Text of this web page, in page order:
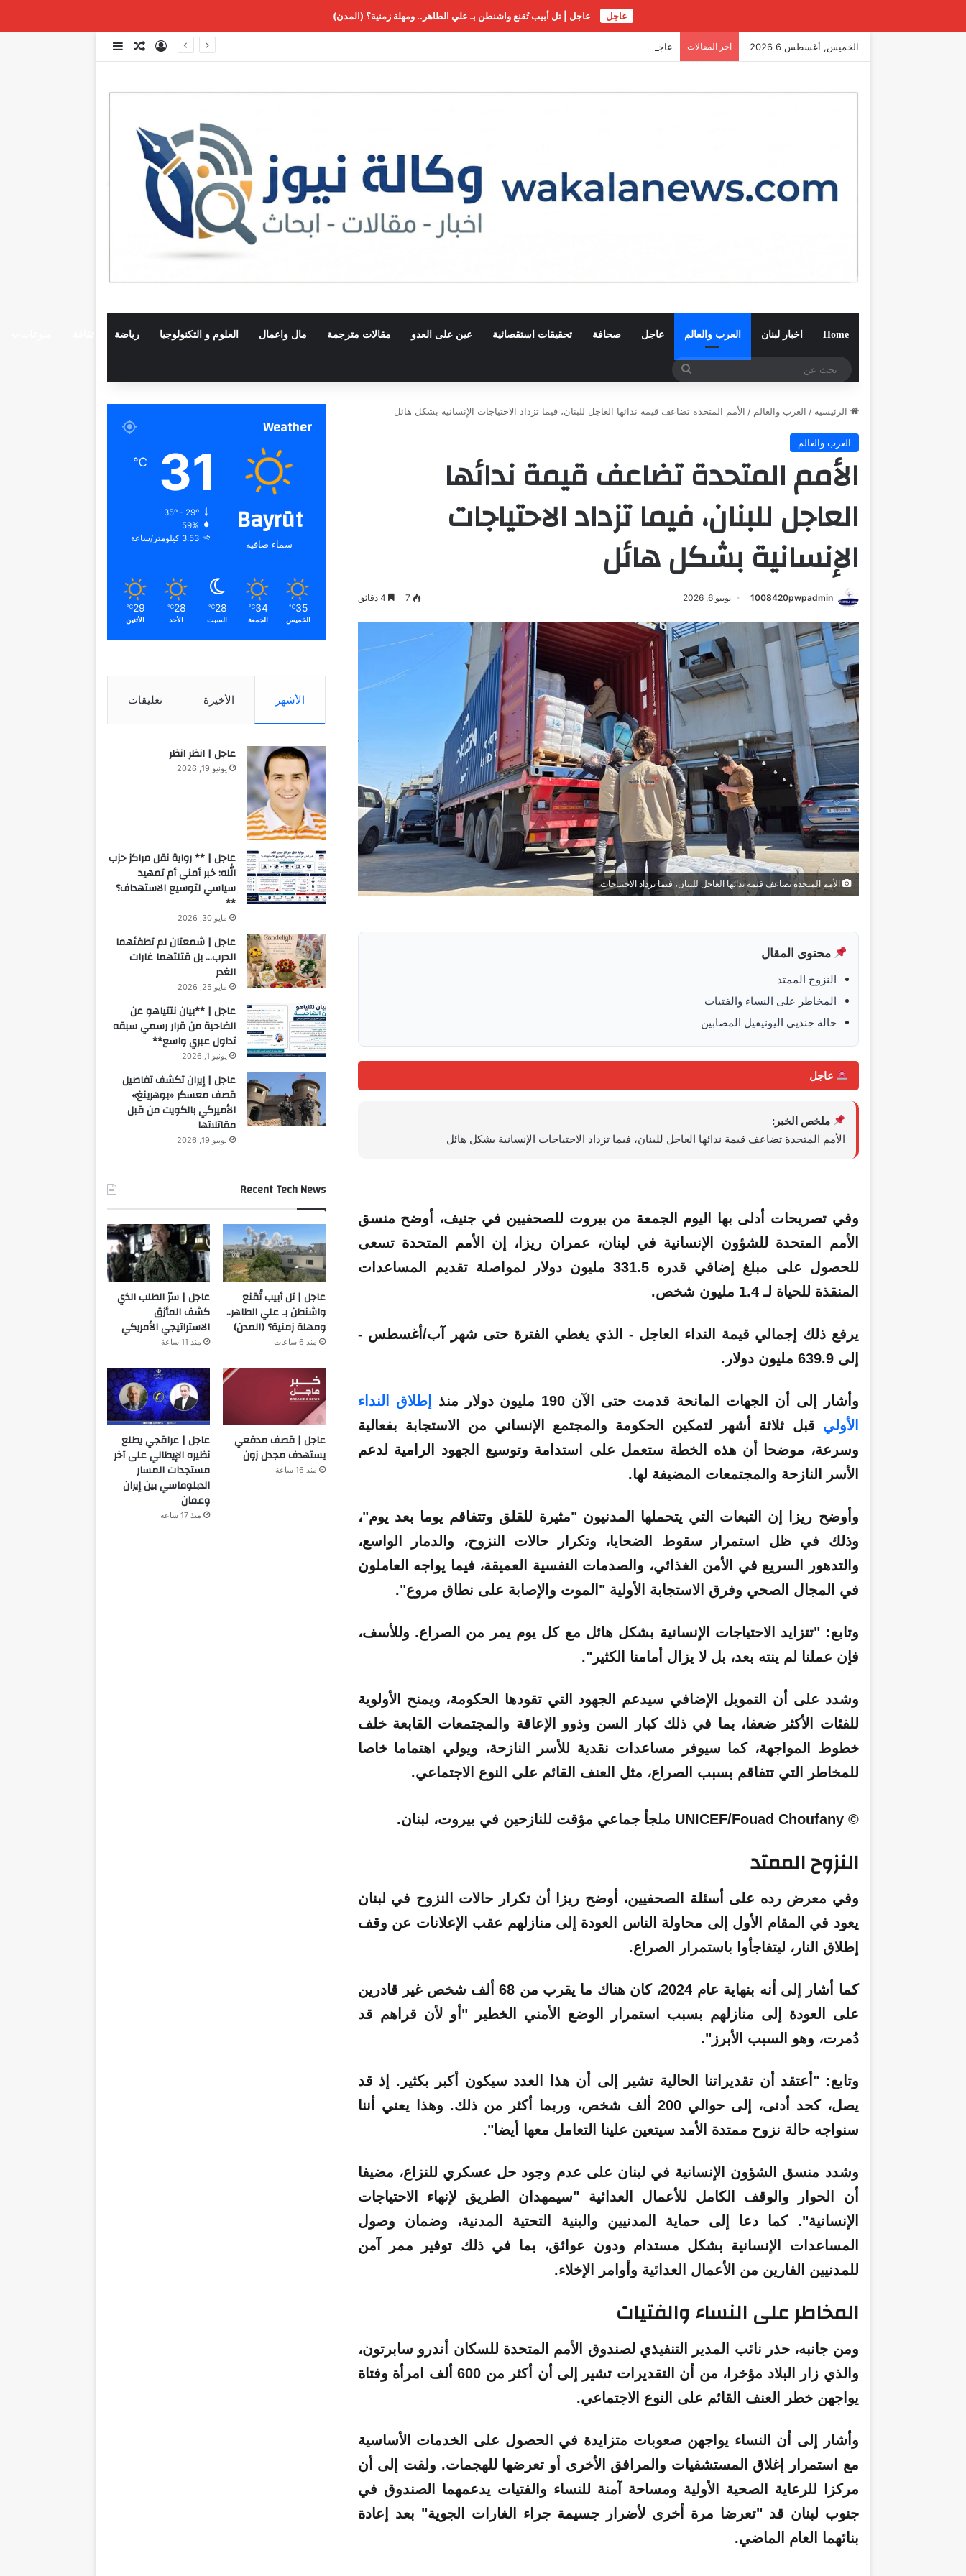
عاجل عاجل | تل أبيب تُقنع واشنطن بـ علي الطاهر.. ومهلة زمنية؟ (المدن)
الخميس, أغسطس 6 2026 اخر المقالات تسجيل الدخول
مقال عشوائي
إضافة عمود جانبي
Home اخبار لبنان العرب والعالم عاجل صحافة تحقيقات استقصائية عين على العدو مقالات مترجمة مال واعمال العلوم و التكنولوجيا رياضة
الرئيسية / العرب والعالم / الأمم المتحدة تضاعف قيمة ندائها العاجل للبنان، فيما تزداد الاحتياجات الإنسانية بشكل هائل
العرب والعالم
الأمم المتحدة تضاعف قيمة ندائها
العاجل للبنان، فيما تزداد الاحتياجات
الإنسانية بشكل هائل
1008420pwpadmin يونيو 6, 2026 7
الأمم المتحدة تضاعف قيمة ندائها العاجل للبنان، فيما تزداد الاحتياجات
محتوى المقال
النزوح الممتد
المخاطر على النساء والفتيات
حالة جنديي اليونيفيل المصابين
عاجل
ملخص الخبر:
الأمم المتحدة تضاعف قيمة ندائها العاجل للبنان، فيما تزداد الاحتياجات الإنسانية بشكل هائل
وفي تصريحات أدلى بها اليوم الجمعة من بيروت للصحفيين في جنيف، أوضح منسق
الأمم المتحدة للشؤون الإنسانية في لبنان، عمران ريزا، إن الأمم المتحدة تسعى
للحصول على مبلغ إضافي قدره 331.5 مليون دولار لمواصلة تقديم المساعدات
المنقذة للحياة لـ 1.4 مليون شخص.
يرفع ذلك إجمالي قيمة النداء العاجل - الذي يغطي الفترة حتى شهر آب/أغسطس -
إلى 639.9 مليون دولار.
وأشار إلى أن الجهات المانحة قدمت حتى الآن 190 مليون دولار منذ
إطلاق النداء
الأولي قبل ثلاثة أشهر لتمكين الحكومة والمجتمع الإنساني من الاستجابة بفعالية
وسرعة، موضحا أن هذه الخطة ستعمل على استدامة وتوسيع الجهود الرامية لدعم
الأسر النازحة والمجتمعات المضيفة لها.
وأوضح ريزا إن التبعات التي يتحملها المدنيون"مثيرة للقلق وتتفاقم يوما بعد يوم"،
وذلك في ظل استمرار سقوط الضحايا، وتكرار حالات النزوح، والدمار الواسع،
والتدهور السريع في الأمن الغذائي، والصدمات النفسية العميقة، فيما يواجه العاملون
في المجال الصحي وفرق الاستجابة الأولية"الموت والإصابة على نطاق مروع".
وتابع: "تتزايد الاحتياجات الإنسانية بشكل هائل مع كل يوم يمر من الصراع. وللأسف،
فإن عملنا لم ينته بعد، بل لا يزال أمامنا الكثير".
وشدد على أن التمويل الإضافي سيدعم الجهود التي تقودها الحكومة، ويمنح الأولوية
للفئات الأكثر ضعفا، بما في ذلك كبار السن وذوو الإعاقة والمجتمعات القابعة خلف
خطوط المواجهة، كما سيوفر مساعدات نقدية للأسر النازحة، ويولي اهتماما خاصا
للمخاطر التي تتفاقم بسبب الصراع، مثل العنف القائم على النوع الاجتماعي.
© UNICEF/Fouad Choufany ملجأ جماعي مؤقت للنازحين في بيروت، لبنان.
النزوح الممتد
وفي معرض رده على أسئلة الصحفيين، أوضح ريزا أن تكرار حالات النزوح في لبنان
يعود في المقام الأول إلى محاولة الناس العودة إلى منازلهم عقب الإعلانات عن وقف
إطلاق النار، ليتفاجأوا باستمرار الصراع.
كما أشار إلى أنه بنهاية عام 2024، كان هناك ما يقرب من 68 ألف شخص غير قادرين
على العودة إلى منازلهم بسبب استمرار الوضع الأمني ​​الخطير"أو لأن قراهم قد
دُمرت، وهو السبب الأبرز".
وتابع: "أعتقد أن تقديراتنا الحالية تشير إلى أن هذا العدد سيكون أكبر بكثير. إذ قد
يصل، كحد أدنى، إلى حوالي 200 ألف شخص، وربما أكثر من ذلك. وهذا يعني أننا
سنواجه حالة نزوح ممتدة الأمد سيتعين علينا التعامل معها أيضا".
وشدد منسق الشؤون الإنسانية في لبنان على عدم وجود حل عسكري للنزاع، مضيفا
أن الحوار والوقف الكامل للأعمال العدائية "سيمهدان الطريق لإنهاء الاحتياجات
الإنسانية". كما دعا إلى حماية المدنيين والبنية التحتية المدنية، وضمان وصول
المساعدات الإنسانية بشكل مستدام ودون عوائق، بما في ذلك توفير ممر آمن
للمدنيين الفارين من الأعمال العدائية وأوامر الإخلاء.
المخاطر على النساء والفتيات
ومن جانبه، حذر نائب المدير التنفيذي لصندوق الأمم المتحدة للسكان أندرو سابرتون،
والذي زار البلاد مؤخرا، من أن التقديرات تشير إلى أن أكثر من 600 ألف امرأة وفتاة
يواجهن خطر العنف القائم على النوع الاجتماعي.
وأشار إلى أن النساء يواجهن صعوبات متزايدة في الحصول على الخدمات الأساسية
مع استمرار إغلاق المستشفيات والمرافق الأخرى أو تعرضها للهجمات. ولفت إلى أن
مركزا للرعاية الصحية الأولية ومساحة آمنة للنساء والفتيات يدعمهما الصندوق في
جنوب لبنان قد "تعرضا مرة أخرى لأضرار جسيمة جراء الغارات الجوية" بعد إعادة
بنائهما العام الماضي.
Weather
Bayrūt
سماء صافية
31
℃
35º - 29º
59%
3.53 كيلومتر/ساعة
35
℃
الخميس
34
℃
الجمعة
28
℃
السبت
28
℃
الأحد
29
℃
الأثنين
الأشهر الأخيرة تعليقات
عاجل | انظر انظر
يونيو 19, 2026
عاجل | ** رواية نقل مراكز حزب
الله: خبر أمني أم تمهيد
سياسي لتوسيع الاستهداف؟
**
مايو 30, 2026
عاجل | شمعتان لم تطفئهما
الحرب… بل قتلتهما غارات
الغدر
مايو 25, 2026
عاجل | **بيان نتتياهو عن
الضاحية من قرار رسمي سبقه
تداول عبري واسع**
يونيو 1, 2026
عاجل | إيران تكشف تفاصيل
قصف معسكر «بوهرينغ»
الأميركي بالكويت من قبل
مقاتلاتها
يونيو 19, 2026
Recent Tech News
عاجل | تل أبيب تُقنع
واشنطن بـ علي الطاهر..
ومهلة زمنية؟ (المدن)
منذ 6 ساعات
عاجل | سرّ الطلب الذي
كشف المأزق
الاستراتيجي الأمريكي
منذ 11 ساعة
عاجل | قصف مدفعي
يستهدف مجدل زون
منذ 16 ساعة
عاجل | عراقجي يطلع
نظيره الإيطالي على آخر
مستجدات المسار
الدبلوماسي بين إيران
وعمان
منذ 17 ساعة